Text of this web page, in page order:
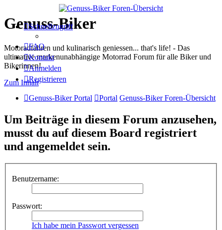
Genuss-Biker
Motoradfahren und kulinarisch geniessen... that's life! - Das
ultimative markenunabhängige Motorrad Forum für alle Biker und
Bikerinnen!
Zum Inhalt
Schnellzugriff
FAQ
Kontakt
Anmelden
Registrieren
Genuss-Biker Portal Portal Genuss-Biker Foren-Übersicht
Um Beiträge in diesem Forum anzusehen,
musst du auf diesem Board registriert
und angemeldet sein.
Benutzername:
Passwort:
Ich habe mein Passwort vergessen